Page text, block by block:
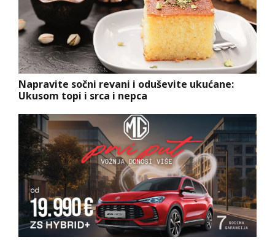
Napravite sočni revani i oduševite ukućane:
Ukusom topi i srca i nepca